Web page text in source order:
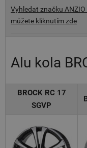
Vyhledat značku
můžete kliknutím zde
Alu kola
BROCK RC 17
SGVP